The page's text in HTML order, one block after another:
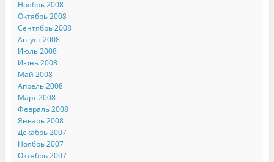
Ноябрь 2008
Октябрь 2008
Сентябрь 2008
Август 2008
Июль 2008
Июнь 2008
Май 2008
Апрель 2008
Март 2008
Февраль 2008
Январь 2008
Декабрь 2007
Ноябрь 2007
Октябрь 2007